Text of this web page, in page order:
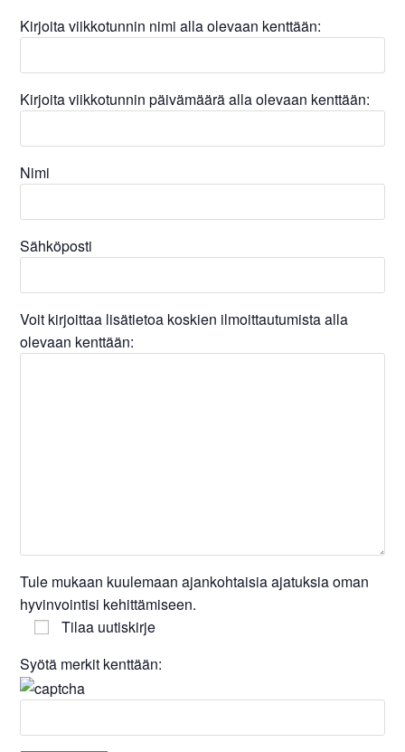
Kirjoita viikkotunnin nimi alla olevaan kenttään:
Kirjoita viikkotunnin päivämäärä alla olevaan kenttään:
Nimi
Sähköposti
Voit kirjoittaa lisätietoa koskien ilmoittautumista alla
olevaan kenttään:
Tule mukaan kuulemaan ajankohtaisia ajatuksia oman
hyvinvointisi kehittämiseen.
Tilaa uutiskirje
Syötä merkit kenttään: